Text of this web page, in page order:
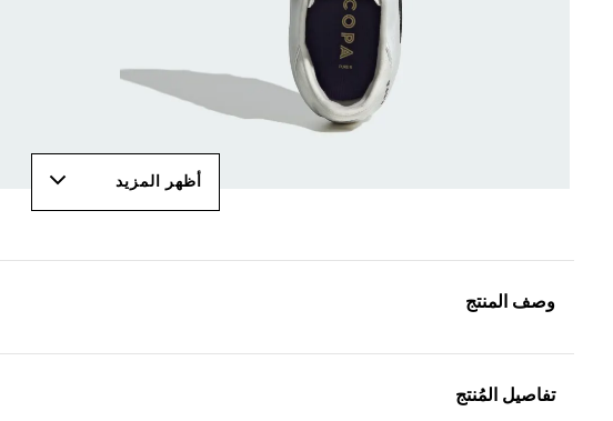
أظهر المزيد
وصف المنتج
تفاصيل المُنتج